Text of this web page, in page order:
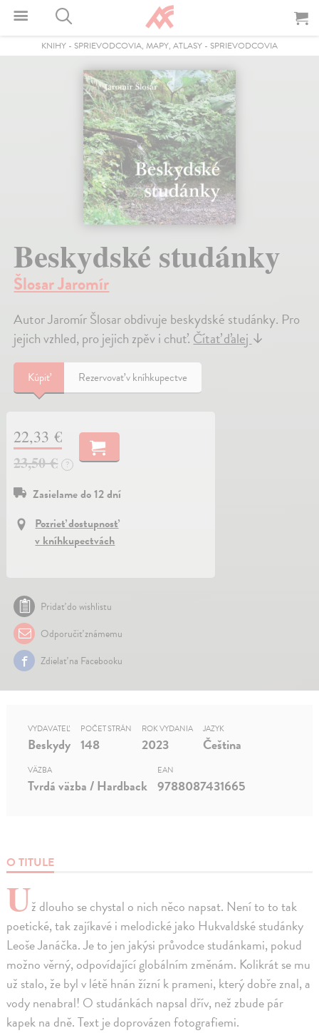
KNIHY - SPRIEVODCOVIA, MAPY, ATLASY - SPRIEVODCOVIA
Beskydské studánky
Šlosar Jaromír
Autor Jaromír Šlosar obdivuje beskydské studánky. Pro
jejich vzhled, pro jejich zpěv i chuť.Čítať ďalej↓
Kúpiť Rezervovať v kníhkupectve
22,33 €
23,50 €
?
Zasielame do 12 dní
Pozrieť dostupnosť
v kníhkupectvách
Pridať do wishlistu
Odporučiť známemu
Zdielať na Facebooku
O TITULE
Už dlouho se chystal o nich něco napsat. Není to to tak
poetické, tak zajíkavé i melodické jako Hukvaldské studánky
Leoše Janáčka. Je to jen jakýsi průvodce studánkami, pokud
možno věrný, odpovídající globálním změnám. Kolikrát se mu
už stalo, že byl v létě hnán žízní k prameni, který dobře znal, a
vody nenabral! O studánkách napsal dřív, než zbude pár
kapek na dně. Text je doprovázen fotografiemi.
VYDAVATEĽ
Beskydy
POČET STRÁN
148
ROK VYDANIA
2023
JAZYK
Čeština
VÄZBA
Tvrdá väzba / Hardback
EAN
9788087431665